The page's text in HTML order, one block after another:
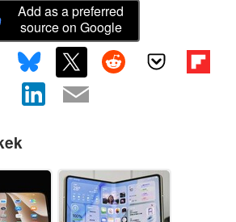
Add as a preferred
source on Google